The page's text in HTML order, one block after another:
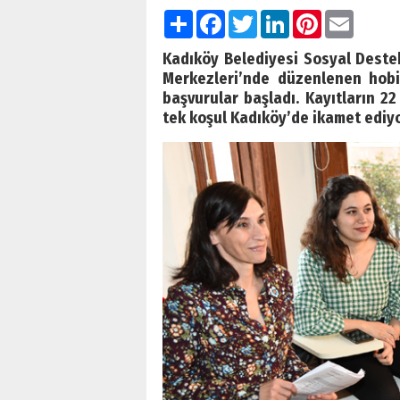
PaylaşFacebook
TwitterLinkedInPinterest
Kadıköy Belediyesi Sosyal
Merkezleri’nde düzenlenen
başvurular başladı. Kayıtların
tek koşul Kadıköy’de ikamet